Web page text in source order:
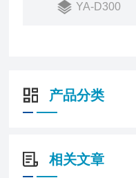
4.输出信号丰富多样
YA-D300
产品分类
相关文章